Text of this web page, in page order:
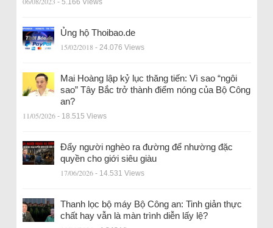
- 5.166 Views
Ủng hộ Thoibao.de
15/02/2018 - 24.076 Views
Mai Hoàng lập kỷ lục thăng tiến: Vì sao “ngôi
sao” Tây Bắc trở thành điểm nóng của Bộ Công
an?
11/05/2026 - 18.515 Views
Đẩy người nghèo ra đường để nhường đặc
quyền cho giới siêu giàu
17/06/2026 - 14.531 Views
Thanh lọc bộ máy Bộ Công an: Tinh giản thực
chất hay vẫn là màn trình diễn lấy lệ?